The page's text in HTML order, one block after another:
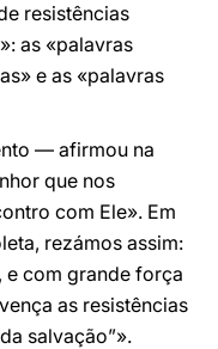
resistências
as «palavras
e as «palavras
— afirmou na
que nos
com Ele». Em
rezámos assim:
e com grande força
as resistências
salvação”».